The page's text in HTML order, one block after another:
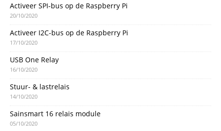
Activeer SPI-bus op de Raspberry Pi
20/10/2020
Activeer I2C-bus op de Raspberry Pi
17/10/2020
USB One Relay
16/10/2020
Stuur- & lastrelais
14/10/2020
Sainsmart 16 relais module
05/10/2020